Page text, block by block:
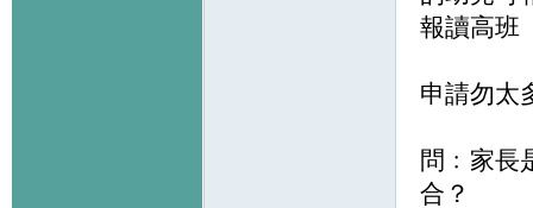
報讀高班
申請勿太
問﹕家長
合？